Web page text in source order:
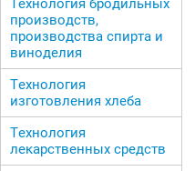
Технология бродильных
производств,
производства спирта и
виноделия
Технология
изготовления хлеба
Технология
лекарственных средств